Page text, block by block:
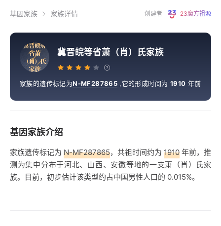
基因家族 家族详情 创建者 23魔方祖源
冀晋皖等
省萧
（肖）氏
家族
冀晋皖等省萧（肖）氏家族
家族的遗传标记为N-MF287865 ,它的形成时间为 1910 年前
基因家族介绍
家族遗传标记为 N-MF287865，共祖时间约为 1910 年前，推
测为集中分布于河北、山西、安徽等地的一支萧（肖）氏家
族。目前，初步估计该类型约占中国男性人口的 0.015%。